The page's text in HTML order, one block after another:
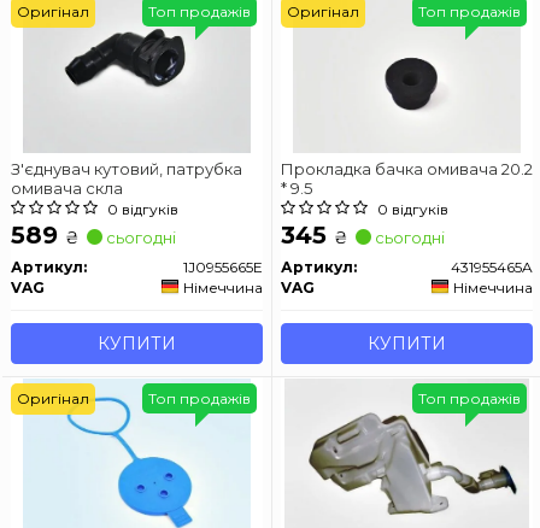
З'єднувач кутовий, патрубка
омивача скла
0 відгуків
589 ₴ сьогодні
Артикул:
1J0955665E
VAG
Німеччина
КУПИТИ
Топ продажів
Оригінал
Прокладка бачка омивача 20.2
* 9.5
0 відгуків
345 ₴ сьогодні
Артикул:
431955465A
VAG
Німеччина
КУПИТИ
Топ продажів
Оригінал
Топ продажів
Оригінал Топ продажів